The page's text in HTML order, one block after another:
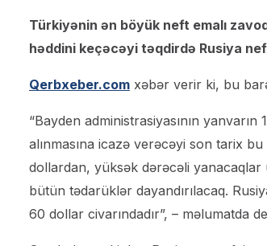
Türkiyənin ən böyük neft emalı
həddini keçəcəyi təqdirdə Rusiya
Qerbxeber.com xəbər verir ki, bu
“Bayden administrasiyasının
alınmasına icazə verəcəyi son tarix
dollardan, yüksək dərəcəli
bütün tədarüklər dayandırılacaq.
60 dollar civarındadır”, – məlumatda